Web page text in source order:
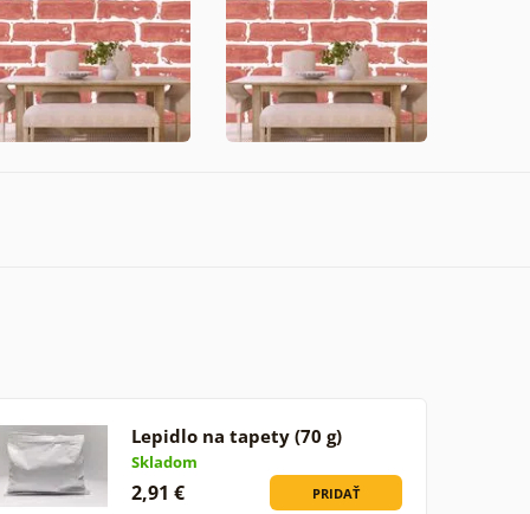
Lepidlo na tapety (70 g)
Skladom
2,91 € PRIDAŤ